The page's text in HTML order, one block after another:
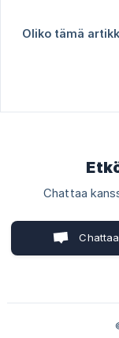
Oliko tämä
Chattaa
Chattaa